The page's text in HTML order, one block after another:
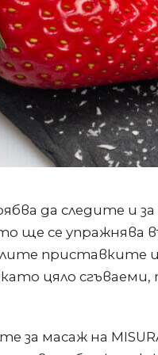
да следите и
ще се упражнява
приставките
цяло
за масаж на